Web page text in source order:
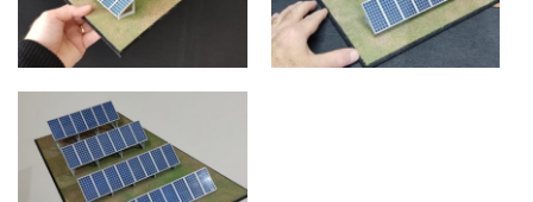
GES
ANKARA